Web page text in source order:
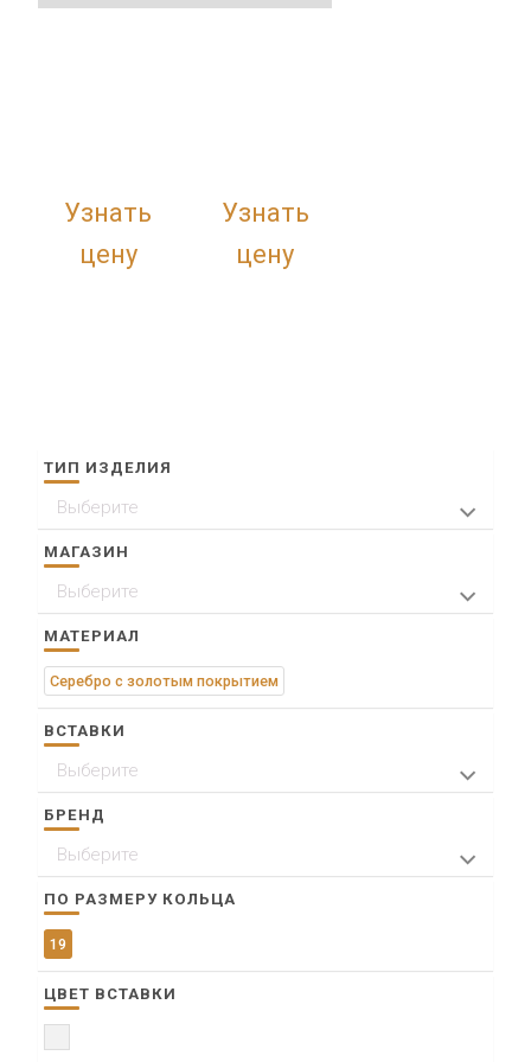
Узнать
цену
Узнать
цену
ТИП ИЗДЕЛИЯ
Выберите
Кольца
МАГАЗИН
Выберите
> ул. Щорса, 30, ТД "Conforka"
МАТЕРИАЛ
Серебро с золотым покрытием
ВСТАВКИ
Выберите
Минеральное стекло
БРЕНД
Выберите
Красная пресня
ПО РАЗМЕРУ КОЛЬЦА
19
ЦВЕТ ВСТАВКИ